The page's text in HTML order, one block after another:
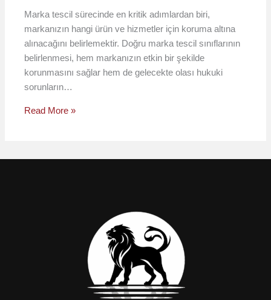
Marka tescil sürecinde en kritik adımlardan biri,
markanızın hangi ürün ve hizmetler için koruma altına
alınacağını belirlemektir. Doğru marka tescil sınıflarının
belirlenmesi, hem markanızın etkin bir şekilde
korunmasını sağlar hem de gelecekte olası hukuki
sorunların…
Read More »